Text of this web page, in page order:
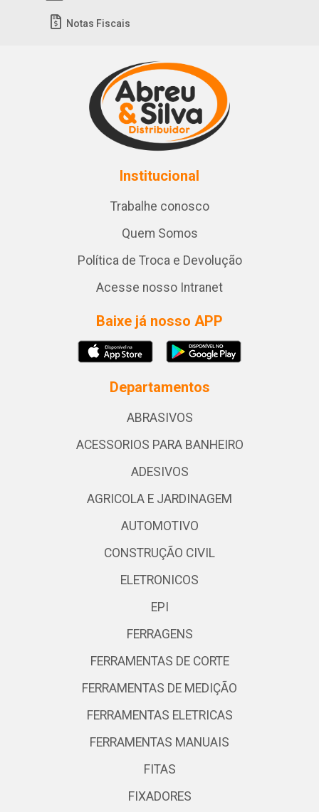
Notas Fiscais
Institucional
Trabalhe conosco
Quem Somos
Política de Troca e Devolução
Acesse nosso Intranet
Baixe já nosso APP
Departamentos
ABRASIVOS
ACESSORIOS PARA BANHEIRO
ADESIVOS
AGRICOLA E JARDINAGEM
AUTOMOTIVO
CONSTRUÇÃO CIVIL
ELETRONICOS
EPI
FERRAGENS
FERRAMENTAS DE CORTE
FERRAMENTAS DE MEDIÇÃO
FERRAMENTAS ELETRICAS
FERRAMENTAS MANUAIS
FITAS
FIXADORES